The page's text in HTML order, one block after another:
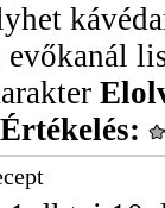
Értékelés: